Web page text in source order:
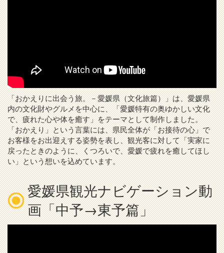
「おかえりに出会う旅。－愛媛県（文化旅篇）」は、愛媛県
内の文化財やグルメを中心に、「愛媛特有の奥ゆかしい文化
で、疲れた心や体を癒す」をテーマとして制作しました。
「おかえり」という言葉には、県民全体が「お接待の心」で
お客様をお出迎えする姿勢を表し、観光客に対して「実家に
戻ったときのように、くつろいで、愛媛で疲れを癒してほし
い」という想いを込めています。
愛媛県観光ナビゲーション動
画「中予→東予篇」